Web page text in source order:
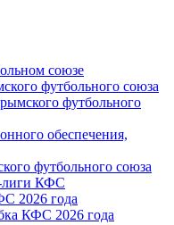
союзе
футбольного союза
футбольного
обеспечения,
футбольного союза
лиги КФС
2026 года
КФС 2026 года